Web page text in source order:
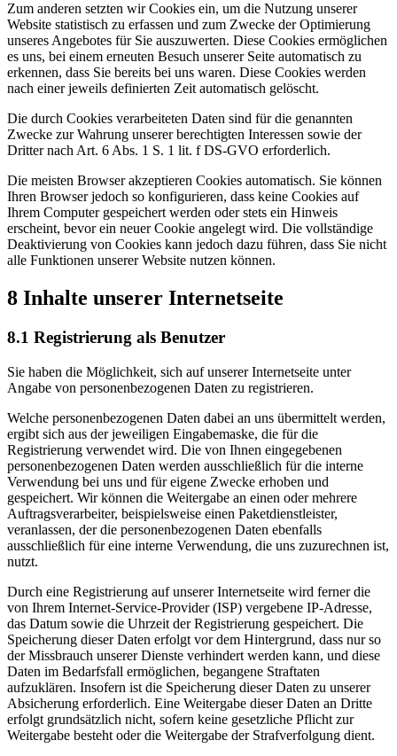
Zum anderen setzten wir Cookies ein, um die Nutzung unserer
Website statistisch zu erfassen und zum Zwecke der Optimierung
unseres Angebotes für Sie auszuwerten. Diese Cookies ermöglichen
es uns, bei einem erneuten Besuch unserer Seite automatisch zu
erkennen, dass Sie bereits bei uns waren. Diese Cookies werden
nach einer jeweils definierten Zeit automatisch gelöscht.
Die durch Cookies verarbeiteten Daten sind für die genannten
Zwecke zur Wahrung unserer berechtigten Interessen sowie der
Dritter nach Art. 6 Abs. 1 S. 1 lit. f DS-GVO erforderlich.
Die meisten Browser akzeptieren Cookies automatisch. Sie können
Ihren Browser jedoch so konfigurieren, dass keine Cookies auf
Ihrem Computer gespeichert werden oder stets ein Hinweis
erscheint, bevor ein neuer Cookie angelegt wird. Die vollständige
Deaktivierung von Cookies kann jedoch dazu führen, dass Sie nicht
alle Funktionen unserer Website nutzen können.
8 Inhalte unserer Internetseite
8.1 Registrierung als Benutzer
Sie haben die Möglichkeit, sich auf unserer Internetseite unter
Angabe von personenbezogenen Daten zu registrieren.
Welche personenbezogenen Daten dabei an uns übermittelt werden,
ergibt sich aus der jeweiligen Eingabemaske, die für die
Registrierung verwendet wird. Die von Ihnen eingegebenen
personenbezogenen Daten werden ausschließlich für die interne
Verwendung bei uns und für eigene Zwecke erhoben und
gespeichert. Wir können die Weitergabe an einen oder mehrere
Auftragsverarbeiter, beispielsweise einen Paketdienstleister,
veranlassen, der die personenbezogenen Daten ebenfalls
ausschließlich für eine interne Verwendung, die uns zuzurechnen ist,
nutzt.
Durch eine Registrierung auf unserer Internetseite wird ferner die
von Ihrem Internet-Service-Provider (ISP) vergebene IP-Adresse,
das Datum sowie die Uhrzeit der Registrierung gespeichert. Die
Speicherung dieser Daten erfolgt vor dem Hintergrund, dass nur so
der Missbrauch unserer Dienste verhindert werden kann, und diese
Daten im Bedarfsfall ermöglichen, begangene Straftaten
aufzuklären. Insofern ist die Speicherung dieser Daten zu unserer
Absicherung erforderlich. Eine Weitergabe dieser Daten an Dritte
erfolgt grundsätzlich nicht, sofern keine gesetzliche Pflicht zur
Weitergabe besteht oder die Weitergabe der Strafverfolgung dient.